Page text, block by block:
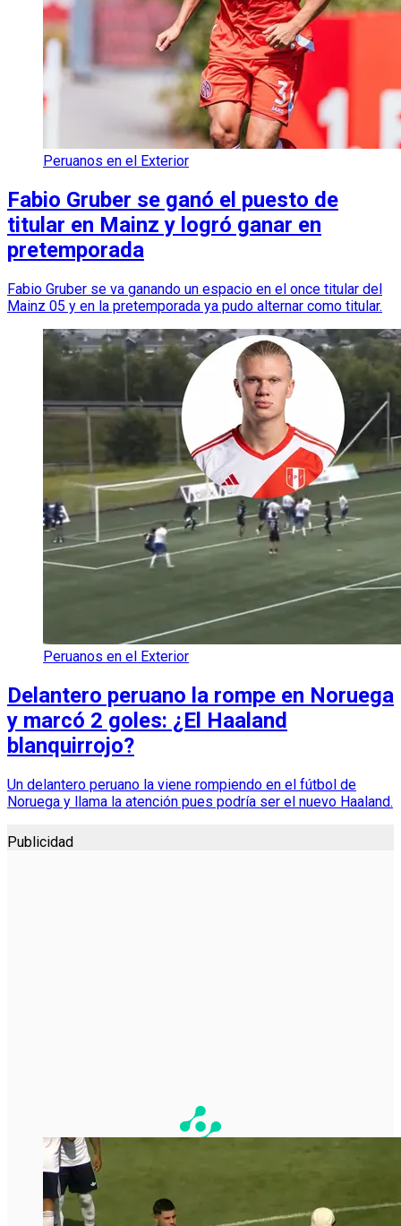
Peruanos en el Exterior
Fabio Gruber se ganó el puesto de
titular en Mainz y logró ganar en
pretemporada
Fabio Gruber se va ganando un espacio en el once titular del
Mainz 05 y en la pretemporada ya pudo alternar como titular.
Peruanos en el Exterior
Delantero peruano la rompe en Noruega
y marcó 2 goles: ¿El Haaland
blanquirrojo?
Un delantero peruano la viene rompiendo en el fútbol de
Noruega y llama la atención pues podría ser el nuevo Haaland.
Publicidad